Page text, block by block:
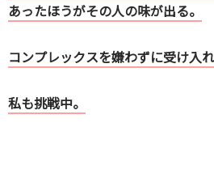
あったほうがその人の味が出る。
コンプレックスを嫌わずに受け入れ
私も挑戦中。